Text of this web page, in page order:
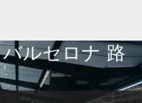
ルセロナ 路